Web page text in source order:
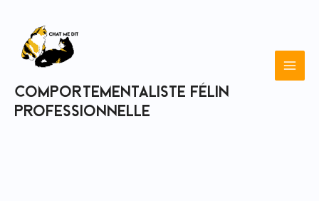
contenu
Comportementaliste félin
professionnelle